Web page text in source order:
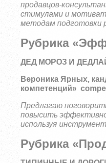
продавцов-
стимулами и
методам подготовки
Рубрика
ДЕД МОРОЗ И
Вероника Ярных,
компетенций»
Предлагаю
повысить
используя
Рубрика